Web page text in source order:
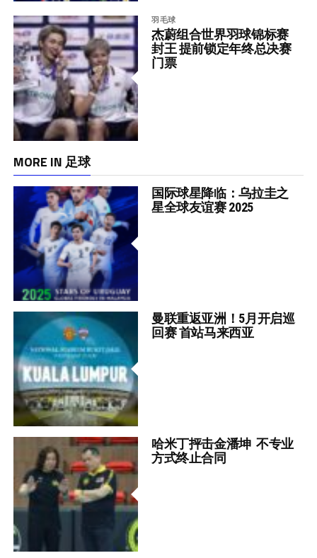
羽毛球
杰蔚组合世界羽球锦标赛
封王 提前锁定年终总决赛
门票
MORE IN 足球
国际球星降临：乌拉圭之
星全球友谊赛 2025
曼联重返亚洲！5月开启巡
回赛 首站马来西亚
哈米丁抨击金潘坤 不专业
方式终止合同